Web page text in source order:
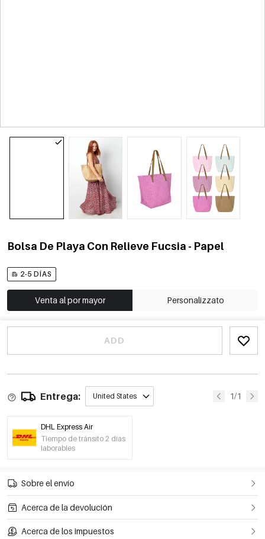
Bolsa De Playa Con Relieve Fucsia - Papel
2-5 DÍAS
Venta al por mayor Personalizzato
ADD
Entrega: United States 1/1
DHL Express Air
Tiempo de tránsito 2 días
laborables
Sobre el envío
Acerca de la devolución
Acerca de los impuestos